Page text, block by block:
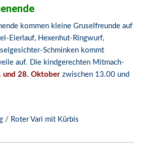
kommen kleine Gruselfreunde auf
Eierlauf, Hexenhut-Ringwurf,
Schminken kommt
auf. Die kindgerechten Mitmach-
und 28. Oktober zwischen 13.00 und
/ Roter Vari mit Kürbis